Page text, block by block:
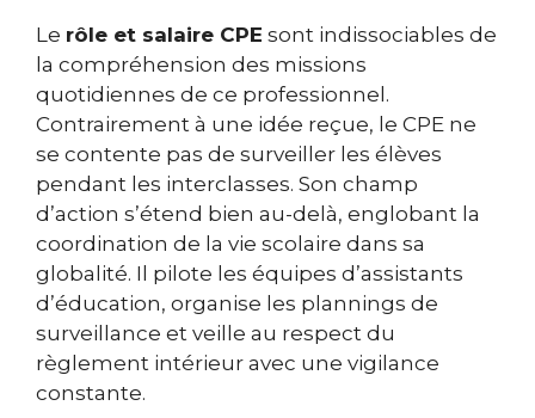
Le rôle et salaire CPE sont indissociables de
la compréhension des missions
quotidiennes de ce professionnel.
Contrairement à une idée reçue, le CPE ne
se contente pas de surveiller les élèves
pendant les interclasses. Son champ
d’action s’étend bien au-delà, englobant la
coordination de la vie scolaire dans sa
globalité. Il pilote les équipes d’assistants
d’éducation, organise les plannings de
surveillance et veille au respect du
règlement intérieur avec une vigilance
constante.